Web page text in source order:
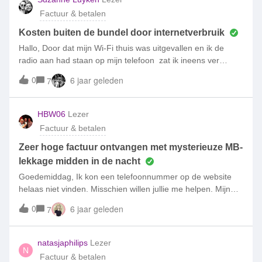
voorgekomen, en destijds gewoon afgescheept ben door de
klantenservice, nu wacht ik ook al een week op reactie via
een privé bericht in deze community, zou een hele goeie
reclame en service zijn als jullie wat kunnen betekenen,
want heb al aardig mensen lid gemaakt bij jullie en die
het promoten van jullie 🤐
Factuur & betalen
Kosten buiten de bundel door internetverbruik
Hallo, Door dat mijn Wi-Fi thuis was uitgevallen en ik de
radio aan had staan op mijn telefoon zat ik ineens ver
buiten mijn bundel. Nu zag ik dat hij geblokkeerd was bij 50
euro maar ik kon er niks aan doen omdat ik het niet meteen
in de gaten had dat mijn Wi-Fi was weg gevallen. Is er een
mogelijkheid dit bedrag terug te krijgen?Groetjes Suzanne
0 7 6 jaar geleden
HBW06 Lezer
Factuur & betalen
Zeer hoge factuur ontvangen met mysterieuze MB-
lekkage midden in de nacht
Goedemiddag, Ik kon een telefoonnummer op de website
helaas niet vinden. Misschien willen jullie me helpen. Mijn
zoon heeft een abonnemet voor 7,50 p/mnd met 250 MB
per maand data. Dat gaat meestal goed maar deze maand
niet, voornamelijk door hem zelf veroorzaakt (losse MB zijn
gierend duur buiten de bundel en hij doet het toch), Met de
specificatie van het gebruik probeer ik hem uit te leggen hoe
0 7 6 jaar geleden
N
natasjaphilips Lezer
Factuur & betalen